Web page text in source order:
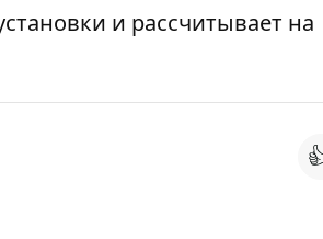
и рассчитывает на